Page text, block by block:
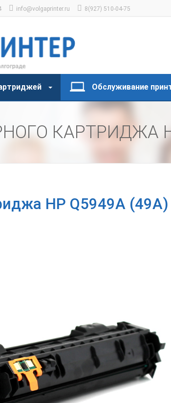
info@volgaprinter.ru 8(927) 510-04-75
Обслуживание
КАРТРИДЖА
HP Q5949A